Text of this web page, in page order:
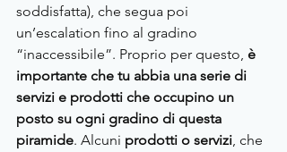
soddisfatta), che segua poi
un’escalation fino al gradino
“inaccessibile”. Proprio per questo, è
importante che tu abbia una serie di
servizi e prodotti che occupino un
posto su ogni gradino di questa
piramide. Alcuni prodotti o servizi, che